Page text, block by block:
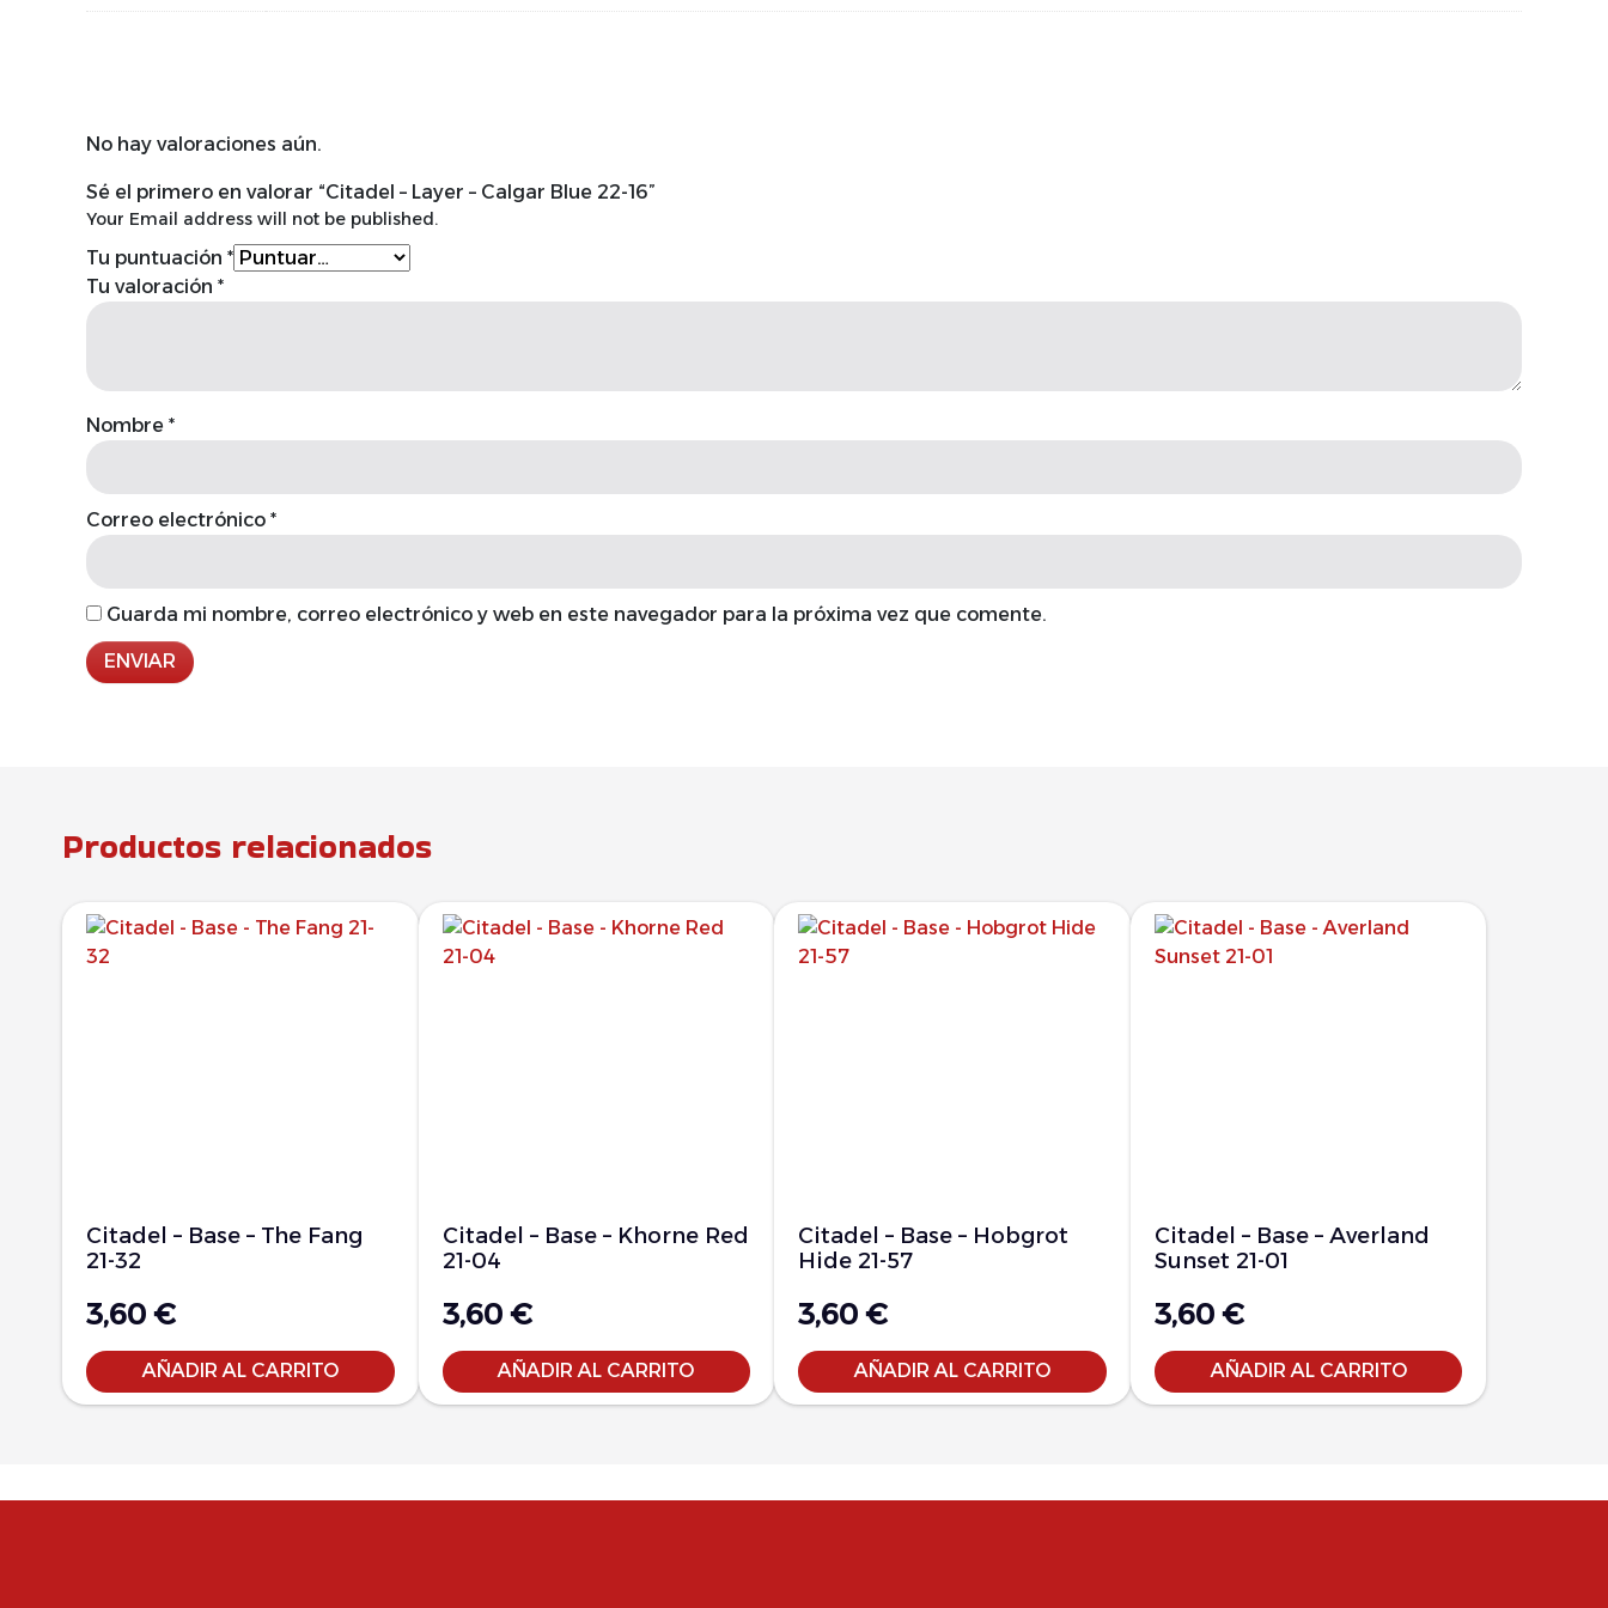
No hay valoraciones aún.
Sé el primero en valorar “Citadel – Layer – Calgar Blue 22-16”
Your Email address will not be published.
Tu puntuación *
Tu valoración *
Nombre *
Correo electrónico *
Guarda mi nombre, correo electrónico y web en este navegador para la próxima vez que comente.
Productos relacionados
Citadel – Base – The Fang
21-32
3,60 €
AÑADIR AL CARRITO
Citadel – Base – Khorne Red
21-04
3,60 €
AÑADIR AL CARRITO
Citadel – Base – Hobgrot
Hide 21-57
3,60€
AÑADIR AL CARRITO
Citadel – Base – Averland
Sunset 21-01
3,60 €
AÑADIR AL CARRITO